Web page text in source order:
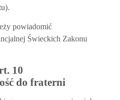
powiadomić
Świeckich Zakonu
10
do fraterni